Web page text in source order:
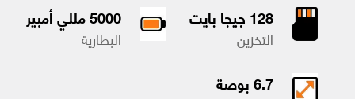
128 جيجا بايت
التخزين
5000 مللي أمبير
البطارية
6.7 بوصة